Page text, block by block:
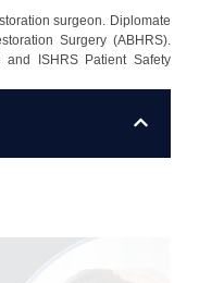
surgeon. Diplomate
Surgery (ABHRS).
ISHRS Patient Safety